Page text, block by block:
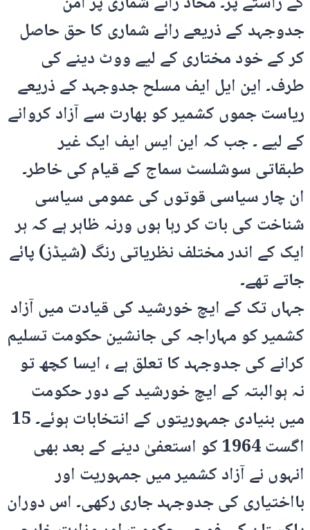
جدوجہد کے ذریعے رائے شماری کا حق حاصل
کر کے خود مختاری کے لیے ووٹ دینے کی
طرف۔ این ایل ایف مسلح جدوجہد کے ذریعے
ریاست جموں کشمیر کو بھارت سے آزاد کروانے
کے لیے ۔ جب کہ این ایس ایف ایک غیر
طبقاتی سوشلسٹ سماج کے قیام کی خاطر۔
ان چار سیاسی قوتوں کی عمومی سیاسی
شناخت کی بات کر رہا ہوں ورنہ ظاہر ہے کہ ہر
ایک کے اندر مختلف نظریاتی رنگ (شیڈز) پائے
جاتے تھے۔
جہاں تک کے ایچ خورشید کی قیادت میں آزاد
کشمیر کو مہاراجہ کی جانشین حکومت تسلیم
کرانے کی جدوجہد کا تعلق ہے ، ایسا کچھ تو
نہ ہوالبتہ کے ایچ خورشید کے دور حکومت
میں بنیادی جمہوریتوں کے انتخابات ہوئے۔ 15
اگست 1964 کو استعفیٰ دینے کے بعد بھی
انہوں نے آزاد کشمیر میں جمہوریت اور
بااختیاری کی جدوجہد جاری رکھی۔ اس دوران